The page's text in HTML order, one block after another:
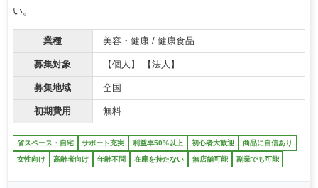
い。
業種 美容・健康 / 健康食品
募集対象 【個人】 【法人】
募集地域 全国
初期費用 無料
省スペース・自宅 サポート充実 利益率50%以上 初心者大歓迎 商品に自信あり
女性向け 高齢者向け 年齢不問 在庫を持たない 無店舗可能 副業でも可能